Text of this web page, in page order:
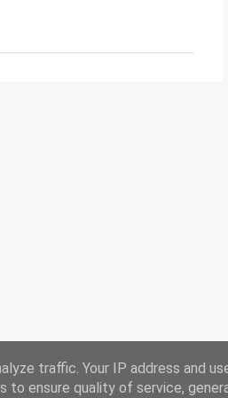
traffic. Your IP address and
to ensure quality of service,